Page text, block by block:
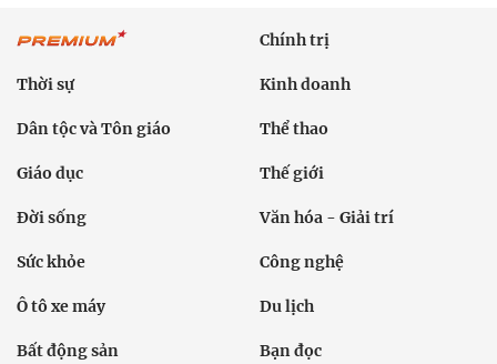
Chính trị
Thời sự Kinh doanh
Dân tộc và Tôn giáo Thể thao
Giáo dục Thế giới
Đời sống Văn hóa - Giải trí
Sức khỏe Công nghệ
Ô tô xe máy Du lịch
Bất động sản Bạn đọc